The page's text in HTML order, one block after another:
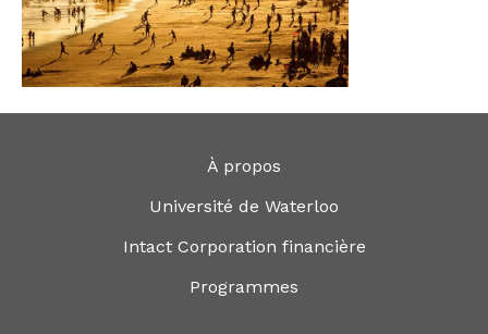
À propos
Université de Waterloo
Intact Corporation financière
Programmes